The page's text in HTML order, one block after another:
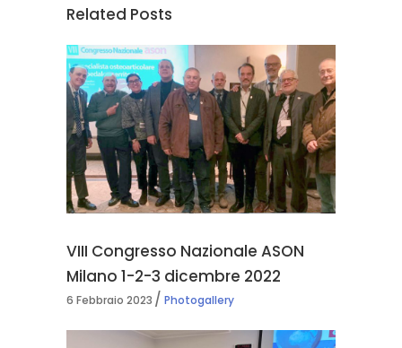
Related Posts
VIII Congresso Nazionale ASON
Milano 1-2-3 dicembre 2022
6 Febbraio 2023 Photogallery